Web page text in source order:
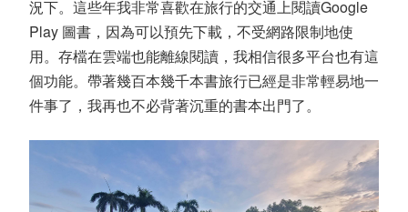
況下。這些年我非常喜歡在旅行的交通上閱讀Google
Play 圖書，因為可以預先下載，不受網路限制地使
用。存檔在雲端也能離線閱讀，我相信很多平台也有這
個功能。帶著幾百本幾千本書旅行已經是非常輕易地一
件事了，我再也不必背著沉重的書本出門了。